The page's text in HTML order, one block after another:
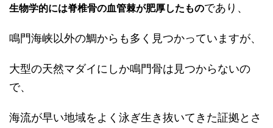
生物学的には脊椎骨の血管棘が肥厚したものであり、
鳴門海峡以外の鯛からも多く見つかっていますが、
大型の天然マダイにしか鳴門骨は見つからないの
で、
海流が早い地域をよく泳ぎ生き抜いてきた証拠とさ